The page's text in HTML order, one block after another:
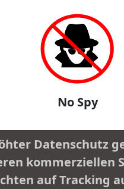
No Spy
Datenschutz
kommerziellen
auf Tracking